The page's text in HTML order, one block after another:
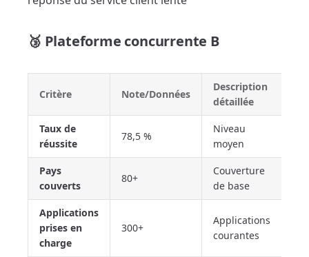
🥉 Plateforme concurrente B
Critère Note/Données
Description
détaillée
Taux de
réussite
78,5 %
Niveau
moyen
Pays
couverts
80+
Couverture
de base
Applications
prises en
charge
300+
Applications
courantes